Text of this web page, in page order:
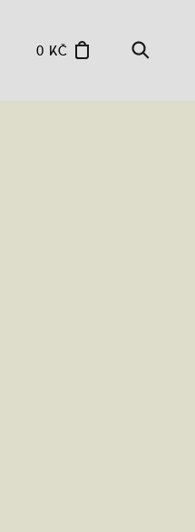
0 KČ